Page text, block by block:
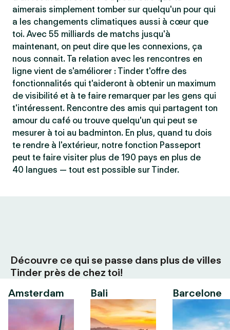
aimerais simplement tomber sur quelqu'un pour qui
a les changements climatiques aussi à cœur que
toi. Avec 55 milliards de matchs jusqu'à
maintenant, on peut dire que les connexions, ça
nous connait. Ta relation avec les rencontres en
ligne vient de s'améliorer : Tinder t'offre des
fonctionnalités qui t'aideront à obtenir un maximum
de visibilité et à te faire remarquer par les gens qui
t'intéressent. Rencontre des amis qui partagent ton
amour du café ou trouve quelqu'un qui peut se
mesurer à toi au badminton. En plus, quand tu dois
te rendre à l'extérieur, notre fonction Passeport
peut te faire visiter plus de 190 pays en plus de
40 langues — tout est possible sur Tinder.
Découvre ce qui se passe dans plus de villes
Tinder près de chez toi!
Amsterdam
Bali Barcelone